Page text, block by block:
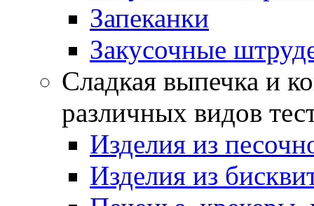
Запеканки
Закусочные
Сладкая выпечка и
различных видов
Изделия из
Изделия из